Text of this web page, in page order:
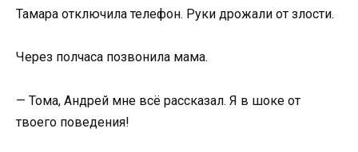
Тамара отключила телефон. Руки дрожали от злости.
Через полчаса позвонила мама.
— Тома, Андрей мне всё рассказал. Я в шоке от
твоего поведения!